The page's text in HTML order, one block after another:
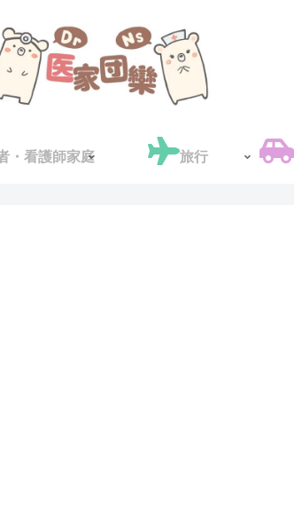
・看護師家庭 旅行